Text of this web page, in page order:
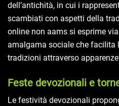
dell’antichità, in cui i
scambiati con aspetti della
online non aams si esprime
amalgama sociale che facilita
tradizioni attraverso
Feste devozionali e
Le festività devozionali